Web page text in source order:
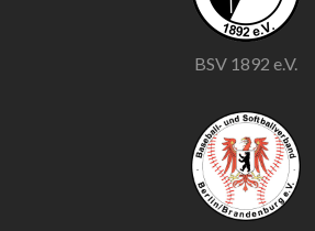
BSV 1892 e.V.